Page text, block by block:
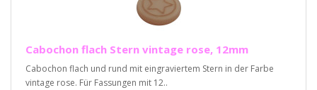
Cabochon flach Stern vintage rose, 12mm
Cabochon flach und rund mit eingraviertem Stern in der Farbe
vintage rose. Für Fassungen mit 12..